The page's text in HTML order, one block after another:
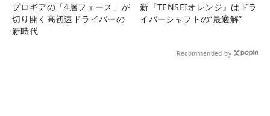
プロギアの「4層フェース」が
切り開く高初速ドライバーの
新時代
新『TENSEIオレンジ』はドラ
イバーシャフトの“最適解”
Recommended by